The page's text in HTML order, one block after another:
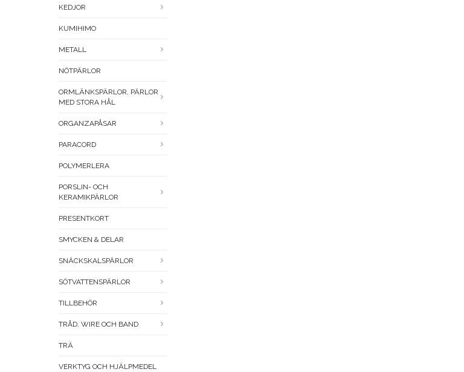
KEDJOR
KUMIHIMO
METALL
NÖTPÄRLOR
ORMLÄNKSPÄRLOR, PÄRLOR
MED STORA HÅL
ORGANZAPÅSAR
PARACORD
POLYMERLERA
PORSLIN- OCH
KERAMIKPÄRLOR
PRESENTKORT
SMYCKEN & DELAR
SNÄCKSKALSPÄRLOR
SÖTVATTENSPÄRLOR
TILLBEHÖR
TRÅD, WIRE OCH BAND
TRÄ
VERKTYG OCH HJÄLPMEDEL